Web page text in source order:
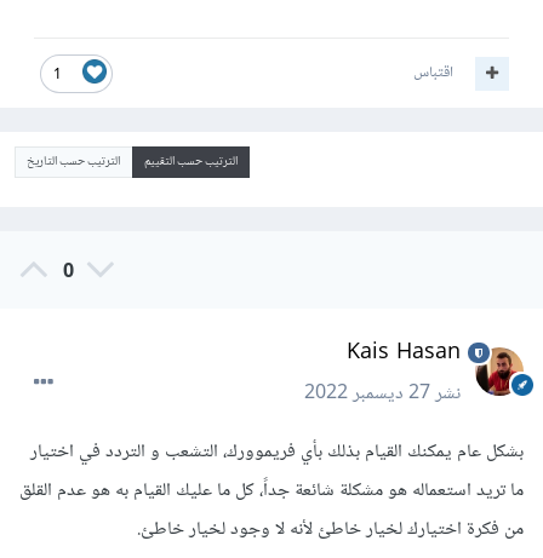
1 اقتباس
الترتيب حسب التقييم الترتيب حسب التاريخ
0
Kais Hasan
نشر27 ديسمبر 2022
بشكل عام يمكنك القيام بذلك بأي فريموورك، التشعب و التردد في اختيار
ما تريد استعماله هو مشكلة شائعة جداً، كل ما عليك القيام به هو عدم القلق
من فكرة اختيارك لخيار خاطئ لأنه لا وجود لخيار خاطئ.